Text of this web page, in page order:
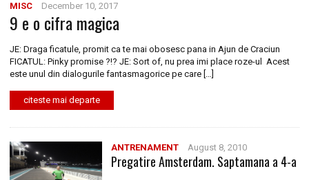
MISC December 10, 2017
9 e o cifra magica
JE: Draga ficatule, promit ca te mai obosesc pana in Ajun de Craciun
FICATUL: Pinky promise ?!? JE: Sort of, nu prea imi place roze-ul Acest
este unul din dialogurile fantasmagorice pe care […]
citeste mai departe
ANTRENAMENT August 8, 2010
Pregatire Amsterdam. Saptamana a 4-a